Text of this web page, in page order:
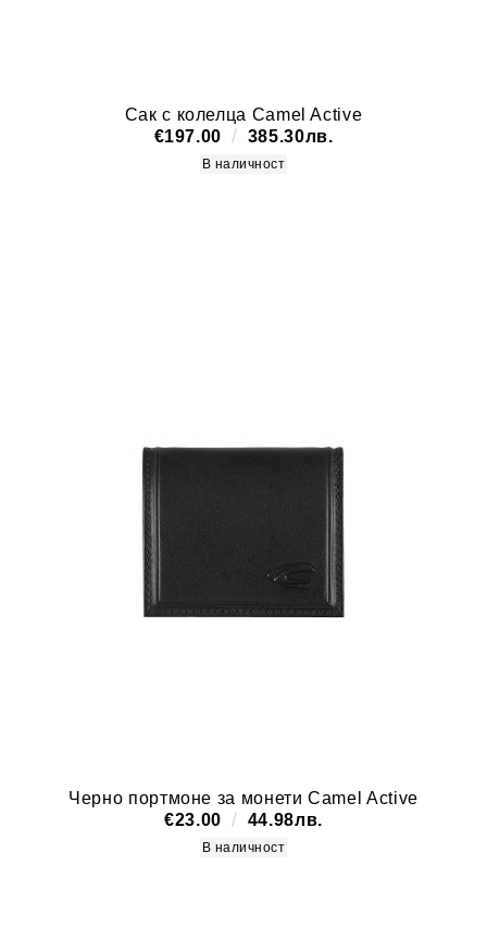
Сак с колелца Camel Active
€197.00
385.30лв.
В наличност
Черно портмоне за монети Camel Active
€23.00
44.98лв.
В наличност